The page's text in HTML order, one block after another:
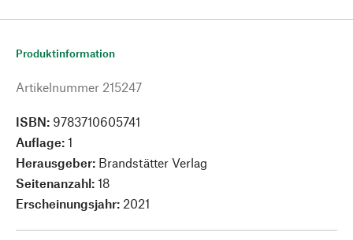
Produktinformation
Artikelnummer 215247
ISBN: 9783710605741
Auflage: 1
Herausgeber: Brandstätter Verlag
Seitenanzahl: 18
Erscheinungsjahr: 2021